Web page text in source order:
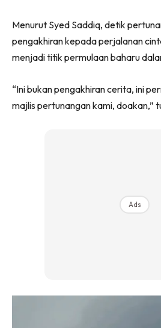
Menurut Syed Saddiq, detik
pengakhiran kepada perjalanan
menjadi titik permulaan baharu
“Ini bukan pengakhiran cerita, ini
majlis pertunangan kami, doakan,”
Ads